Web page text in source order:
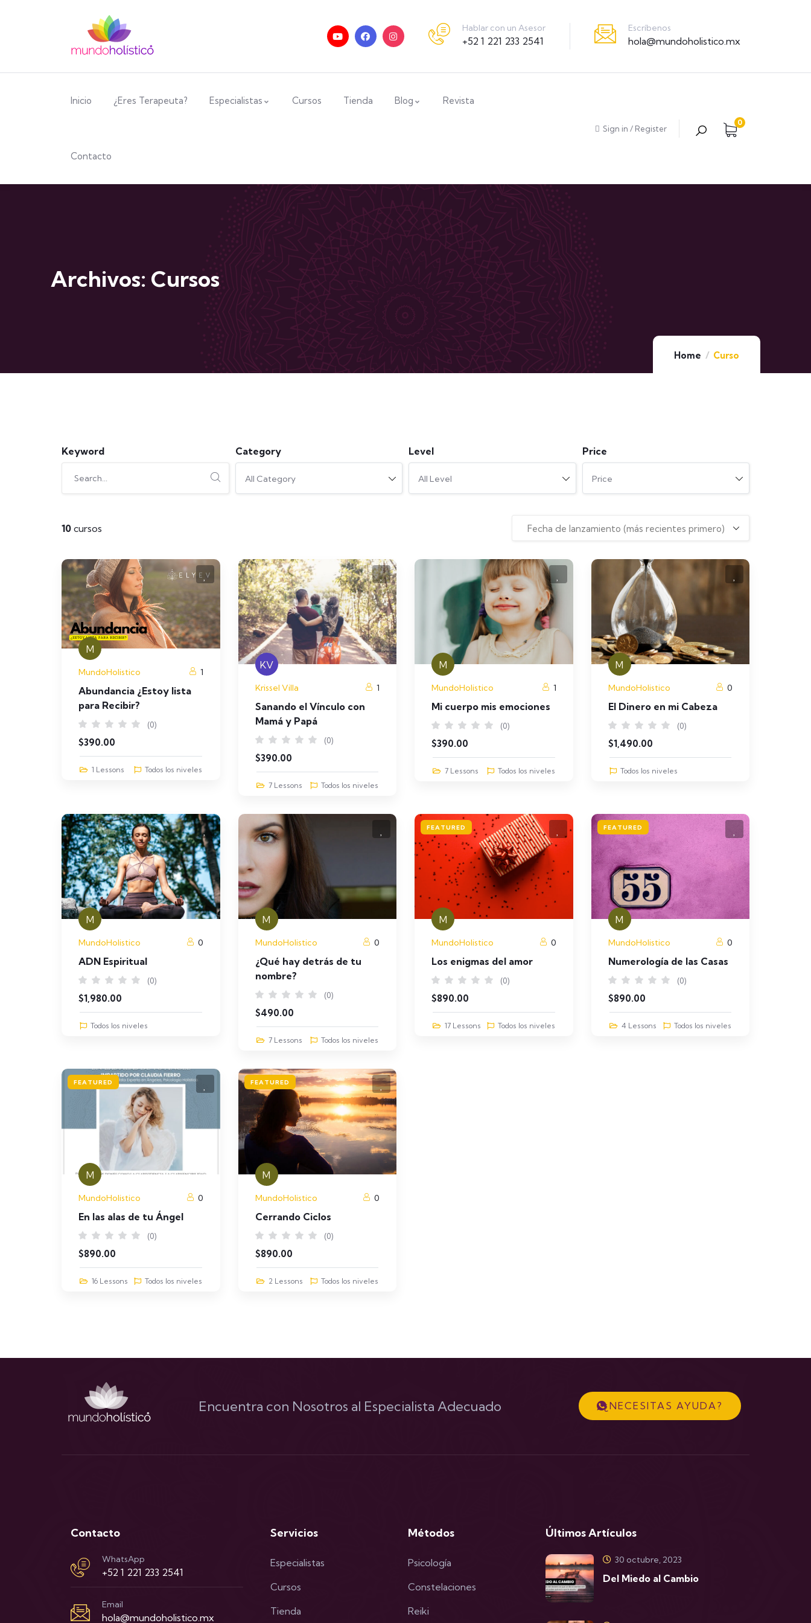
Hablar con un Asesor
+52 1 221 233 2541
Escríbenos
hola@mundoholistico.mx
Inicio ¿Eres Terapeuta? Especialistas Cursos Tienda Blog Revista
Contacto
Sign in / Register
0
Archivos: Cursos
Home Curso
Keyword Category
All Category
Level
All Level
Price
Price
10 cursos
M
MundoHolistico 1
Abundancia ¿Estoy lista
para Recibir?
(0)
$390.00
1 Lessons Todos los niveles
KV
Krissel Villa 1
Sanando el Vínculo con
Mamá y Papá
(0)
$390.00
7 Lessons Todos los niveles
M
MundoHolistico 1
Mi cuerpo mis emociones
(0)
$390.00
7 Lessons Todos los niveles
M
MundoHolistico 0
El Dinero en mi Cabeza
(0)
$1,490.00
Todos los niveles
M
MundoHolistico 0
ADN Espiritual
(0)
$1,980.00
Todos los niveles
M
MundoHolistico 0
¿Qué hay detrás de tu
nombre?
(0)
$490.00
7 Lessons Todos los niveles
FEATURED
M
MundoHolistico 0
Los enigmas del amor
(0)
$890.00
17 Lessons Todos los niveles
FEATURED
M
MundoHolistico 0
Numerología de las Casas
(0)
$890.00
4 Lessons Todos los niveles
FEATURED
M
MundoHolistico 0
En las alas de tu Ángel
(0)
$890.00
16 Lessons Todos los niveles
FEATURED
M
MundoHolistico 0
Cerrando Ciclos
(0)
$890.00
2 Lessons Todos los niveles
Encuentra con Nosotros al Especialista Adecuado ¿NECESITAS AYUDA?
Contacto
WhatsApp
+52 1 221 233 2541
Email
hola@mundoholistico.mx
Servicios
Especialistas
Cursos
Tienda
Métodos
Psicología
Constelaciones
Reiki
Últimos Artículos
30 octubre, 2023
Del Miedo al Cambio